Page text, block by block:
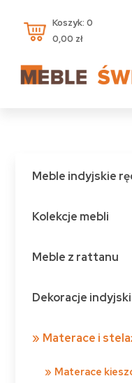
Koszyk: 0
0,00 zł
Meble indyjskie
Kolekcje mebli
Meble z rattanu
Dekoracje
Materace i
Materace